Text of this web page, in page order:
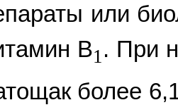
или
B1 . При
более